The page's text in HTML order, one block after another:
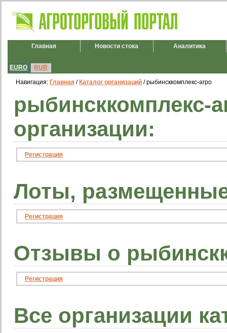
Главная Новости стока Аналитика
EURO RUR
Навигация: Главная / Каталог организаций / рыбинсккомплекс-агро
рыбинсккомплекс-
организации:
Регистрация
Лоты,
Регистрация
Отзывы о
Регистрация
Все организации